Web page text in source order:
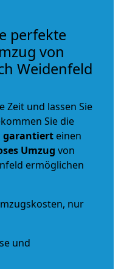
perfekte
von
Weidenfeld
Zeit und lassen Sie
Sie die
garantiert einen
Umzug von
ermöglichen
nur
und